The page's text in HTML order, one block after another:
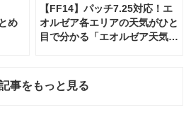
め
【FF14】パッチ7.25対応！エ
オルゼア各エリアの天気がひと
目で分かる「エオルゼア天気予
事をもっと見る